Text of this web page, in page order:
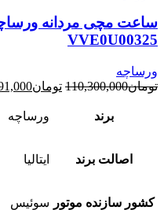
VVE0U00325
ورساچه
تومان110,300,000 قیمت
تومان
برند ورساچه
اصالت برند ایتالیا
کشور سازنده موتور سوئیس